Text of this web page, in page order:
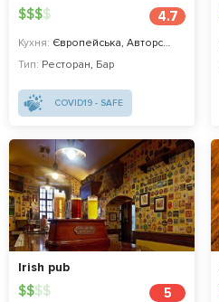
Кухня: Європейська, Авторська
Тип: Ресторан, Бар
4.7
$$$$
COVID19 - SAFE
Irish pub
5
$$$$